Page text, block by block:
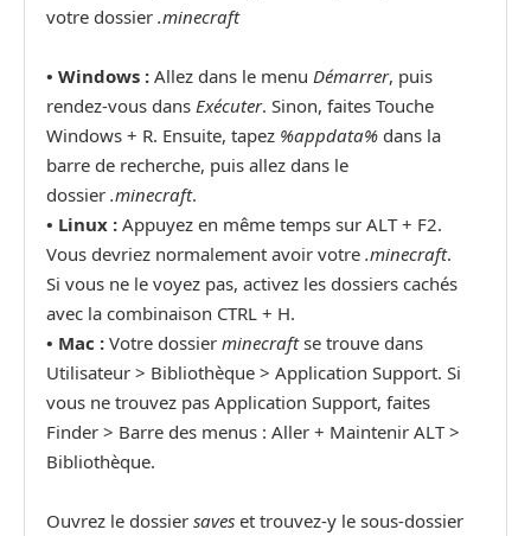
votre dossier .minecraft
• Windows : Allez dans le menu Démarrer, puis
rendez-vous dans Exécuter. Sinon, faites Touche
Windows + R. Ensuite, tapez %appdata% dans la
barre de recherche, puis allez dans le
dossier .minecraft.
• Linux : Appuyez en même temps sur ALT + F2.
Vous devriez normalement avoir votre .minecraft.
Si vous ne le voyez pas, activez les dossiers cachés
avec la combinaison CTRL + H.
• Mac : Votre dossier minecraftse trouve dans
Utilisateur > Bibliothèque > Application Support. Si
vous ne trouvez pas Application Support, faites
Finder > Barre des menus : Aller + Maintenir ALT >
Bibliothèque.
Ouvrez le dossier saves et trouvez-y le sous-dossier